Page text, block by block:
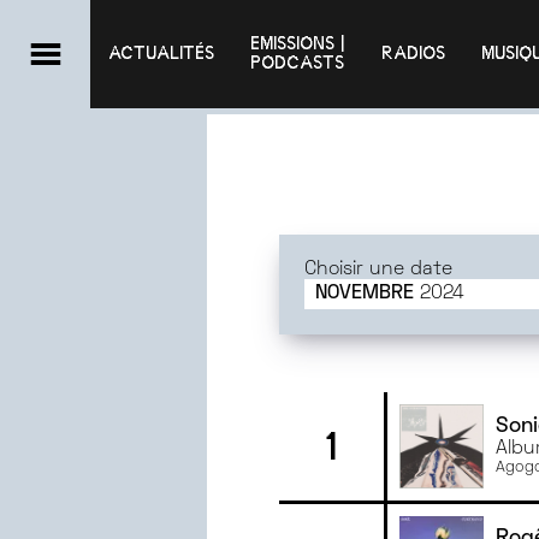
ACTUALITÉS
EMISSIONS |
PODCASTS
RADIOS
Choisir une date
NOVEMBRE2024
2025
2025
2025
DÉCEMBRE2024
1